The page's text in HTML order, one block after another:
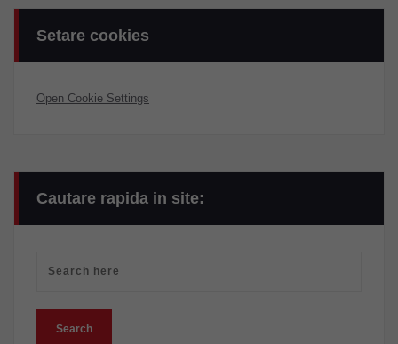
Setare cookies
Open Cookie Settings
Cautare rapida in site: